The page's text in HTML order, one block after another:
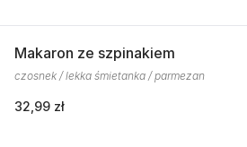
Makaron ze szpinakiem
czosnek / lekka śmietanka / parmezan
32,99 zł